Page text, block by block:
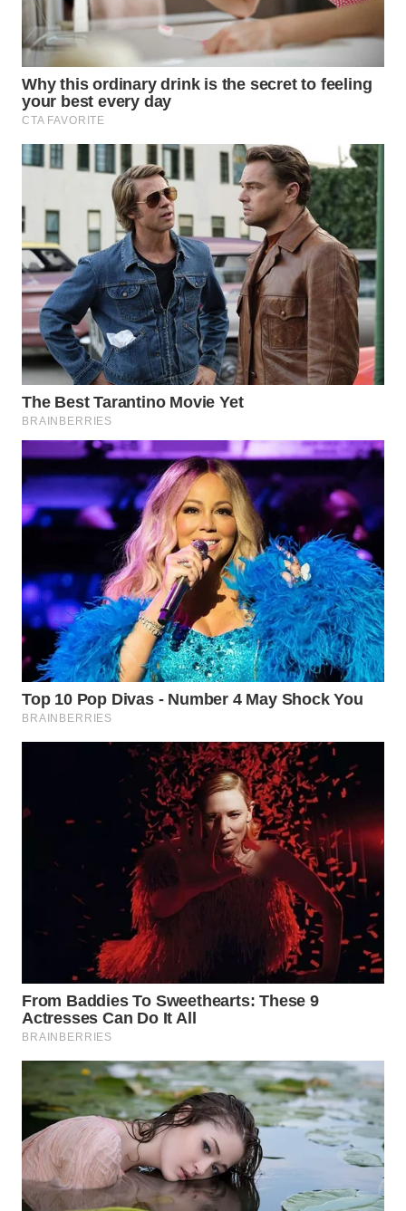
WN
TAPANULI
SELATAN
WN
TANJUNG
LESUNG
KARO
WN
SIMALUNGUN
WN
LABUHANBATU
WN
TAPANULI
WN DELI
SERDANG
TEBING
TINGGI
WN
PAKPAK
WN
KARAWANG
UTARA
WN
SAMOSIR
WN
PADANG
LAWAS